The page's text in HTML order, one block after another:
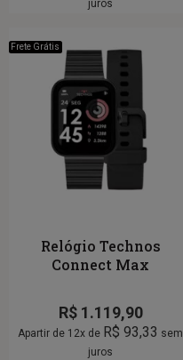
juros
Frete Grátis
Relógio Technos
Connect Max
R$1.119,90
Apartir de 12x de R$ 93,33 sem
juros